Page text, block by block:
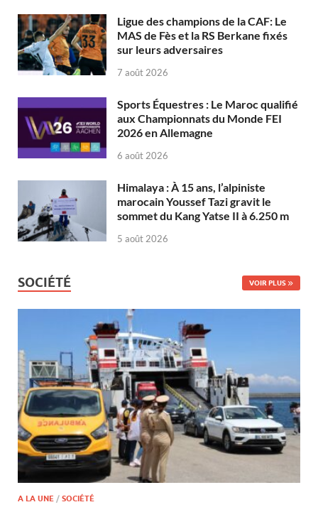
Ligue des champions de la CAF: Le
MAS de Fès et la RS Berkane fixés
sur leurs adversaires
7 août 2026
Sports Équestres : Le Maroc qualifié
aux Championnats du Monde FEI
2026 en Allemagne
6 août 2026
Himalaya : À 15 ans, l’alpiniste
marocain Youssef Tazi gravit le
sommet du Kang Yatse II à 6.250 m
5 août 2026
SOCIÉTÉ VOIR PLUS
A LA UNE / SOCIÉTÉ